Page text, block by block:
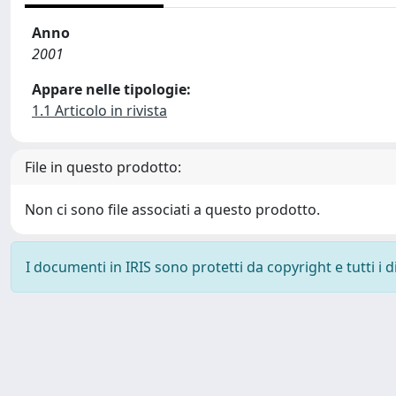
Anno
2001
Appare nelle tipologie:
1.1 Articolo in rivista
File in questo prodotto:
Non ci sono file associati a questo prodotto.
I documenti in IRIS sono protetti da copyright e tutti i